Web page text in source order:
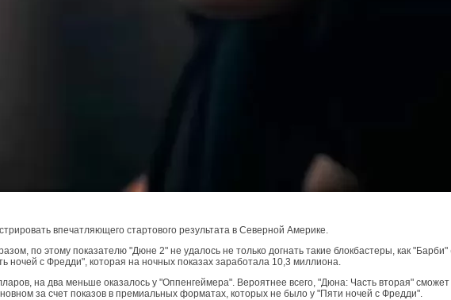
впечатляющего стартового результата в Северной Америке.
по этому показателю "Дюне 2" не удалось не только догнать такие блокбастеры, как
с Фредди", которая на ночных показах заработала 10,3 миллиона.
на два меньше оказалось у "Оппенгеймера". Вероятнее всего, "Дюна: Часть вторая"
за счет показов в премиальных форматах, которых не было у "Пяти ночей с Фредди".